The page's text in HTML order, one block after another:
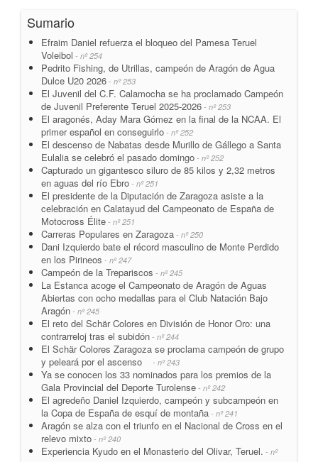
Sumario
Efraim Daniel refuerza el bloqueo del Pamesa Teruel
Voleibol - nº 254
Pedrito Fishing, de Utrillas, campeón de Aragón de Agua
Dulce U20 2026 - nº 253
El Juvenil del C.F. Calamocha se ha proclamado Campeón
de Juvenil Preferente Teruel 2025-2026 - nº 253
El aragonés, Aday Mara Gómez en la final de la NCAA. El
primer español en conseguirlo - nº 252
El descenso de Nabatas desde Murillo de Gállego a Santa
Eulalia se celebró el pasado domingo - nº 252
Capturado un gigantesco siluro de 85 kilos y 2,32 metros
en aguas del río Ebro - nº 251
El presidente de la Diputación de Zaragoza asiste a la
celebración en Calatayud del Campeonato de España de
Motocross Élite - nº 251
Carreras Populares en Zaragoza - nº 250
Dani Izquierdo bate el récord masculino de Monte Perdido
en los Pirineos - nº 247
Campeón de la Trepariscos - nº 245
La Estanca acoge el Campeonato de Aragón de Aguas
Abiertas con ocho medallas para el Club Natación Bajo
Aragón - nº 245
El reto del Schär Colores en División de Honor Oro: una
contrarreloj tras el subidón - nº 244
El Schär Colores Zaragoza se proclama campeón de grupo
y peleará por el ascenso
- nº 243
Ya se conocen los 33 nominados para los premios de la
Gala Provincial del Deporte Turolense - nº 242
El agredeño Daniel Izquierdo, campeón y subcampeón en
la Copa de España de esquí de montaña - nº 241
Aragón se alza con el triunfo en el Nacional de Cross en el
relevo mixto - nº 240
Experiencia Kyudo en el Monasterio del Olivar, Teruel. - nº